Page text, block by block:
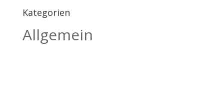
Kategorien
Allgemein